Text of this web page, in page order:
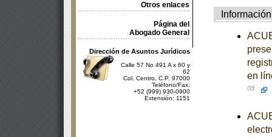
Otros enlaces
Página del
Abogado General
Dirección de Asuntos Jurídicos
Calle 57 No 491 A x 60 y
62
Col. Centro, C.P. 97000
Teléfono/Fax:
+52 (999) 930-0900
Extensión: 1151
Información
en
08